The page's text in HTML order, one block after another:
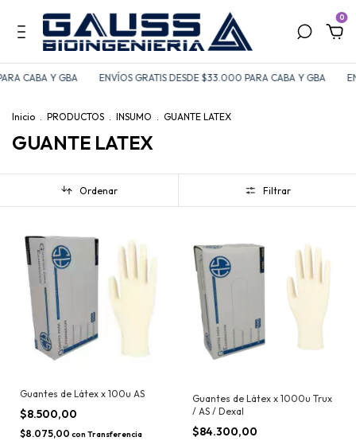
0
CABA Y GBA ENVÍOS GRATIS DESDE $33.000 PARA CABA Y GBA
Inicio . PRODUCTOS . INSUMO . GUANTE LATEX
GUANTE LATEX
Ordenar Filtrar
Guantes de Látex x 100u AS
$8.500,00
$8.075,00 con Transferencia
Guantes de Látex x 1000u Trux
/ AS / Dexal
$84.300,00